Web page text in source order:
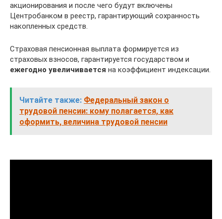
акционирования и после чего будут включены
Центробанком в реестр, гарантирующий сохранность
накопленных средств.
Страховая пенсионная выплата формируется из
страховых взносов, гарантируется государством и
ежегодно увеличивается на коэффициент индексации.
Читайте также: Федеральный закон о
трудовой пенсии: кому полагается, как
оформить, величина трудовой пенсии